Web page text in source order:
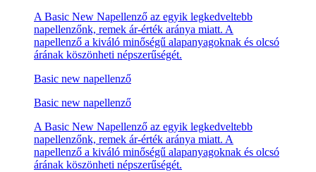
A Basic New Napellenző az egyik legkedveltebb
napellenzőnk, remek ár-érték aránya miatt. A
napellenző a kiváló minőségű alapanyagoknak és olcsó
árának köszönheti népszerűségét.
Basic new napellenző
Basic new napellenző
A Basic New Napellenző az egyik legkedveltebb
napellenzőnk, remek ár-érték aránya miatt. A
napellenző a kiváló minőségű alapanyagoknak és olcsó
árának köszönheti népszerűségét.